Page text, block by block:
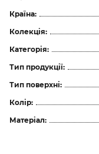
Країна:
Колекція:
Категорія:
Тип продукції:
Тип поверхні:
Колір:
Матеріал: